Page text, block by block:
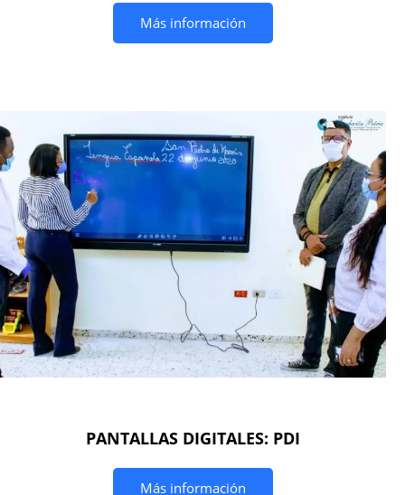
Más información
PANTALLAS DIGITALES: PDI
Más información